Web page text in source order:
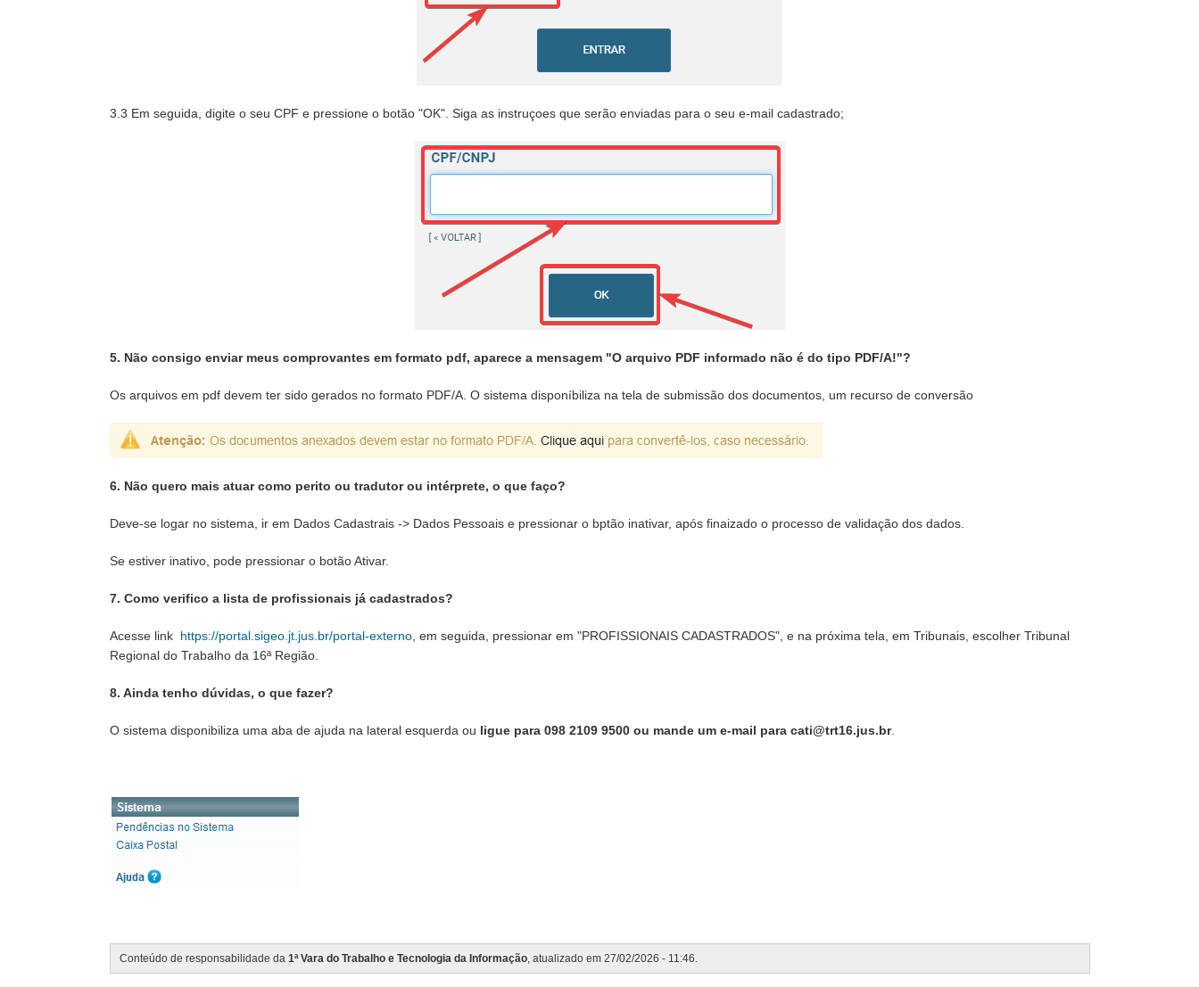
3.3 Em seguida, digite o seu CPF e pressione o botão "OK". Siga as instruçoes que serão enviadas para o seu e-mail cadastrado;
5. Não consigo enviar meus comprovantes em formato pdf, aparece a mensagem "O arquivo PDF informado não é do tipo PDF/A!"?
Os arquivos em pdf devem ter sido gerados no formato PDF/A. O sistema disponíbiliza na tela de submissão dos documentos, um recurso de conversão
6. Não quero mais atuar como perito ou tradutor ou intérprete, o que faço?
Deve-se logar no sistema, ir em Dados Cadastrais -> Dados Pessoais e pressionar o bptão inativar, após finaizado o processo de validação dos dados.
Se estiver inativo, pode pressionar o botão Ativar.
7. Como verifico a lista de profissionais já cadastrados?
Acesse link https://portal.sigeo.jt.jus.br/portal-externo, em seguida, pressionar em "PROFISSIONAIS CADASTRADOS", e na próxima tela, em Tribunais, escolher Tribunal
Regional do Trabalho da 16ª Região.
8. Ainda tenho dúvidas, o que fazer?
O sistema disponibiliza uma aba de ajuda na lateral esquerda ou ligue para 098 2109 9500 ou mande um e-mail para cati@trt16.jus.br.
Conteúdo de responsabilidade da 1ª Vara do Trabalho e Tecnologia da Informação, atualizado em 27/02/2026 - 11:46.